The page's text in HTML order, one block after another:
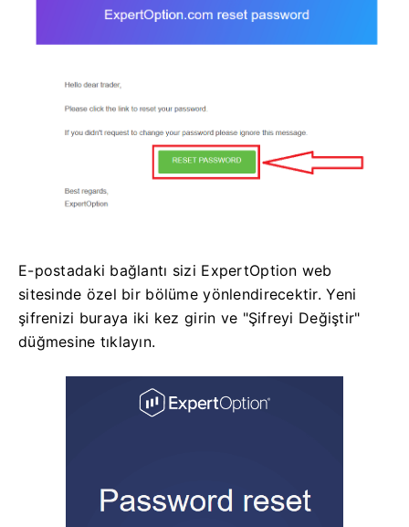
E-postadaki bağlantı sizi ExpertOption web
sitesinde özel bir bölüme yönlendirecektir. Yeni
şifrenizi buraya iki kez girin ve "Şifreyi Değiştir"
düğmesine tıklayın.